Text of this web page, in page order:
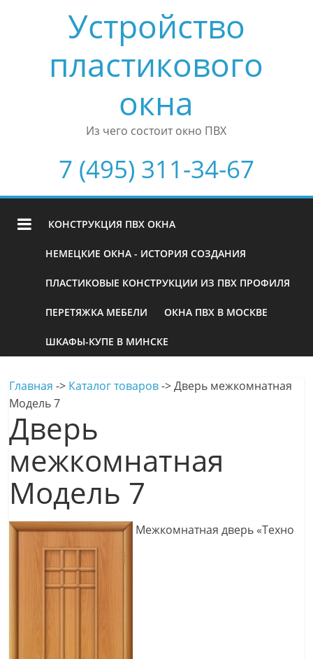
Устройство
пластикового
окна
Из чего состоит окно ПВХ
7 (495) 311-34-67
КОНСТРУКЦИЯ ПВХ ОКНА
НЕМЕЦКИЕ ОКНА - ИСТОРИЯ СОЗДАНИЯ
ПЛАСТИКОВЫЕ КОНСТРУКЦИИ ИЗ ПВХ ПРОФИЛЯ
ПЕРЕТЯЖКА МЕБЕЛИ ОКНА ПВХ В МОСКВЕ
ШКАФЫ-КУПЕ В МИНСКЕ
Главная -> Каталог товаров->Дверь межкомнатная
Модель 7
Дверь
межкомнатная
Модель 7
Межкомнатная дверь «Техно